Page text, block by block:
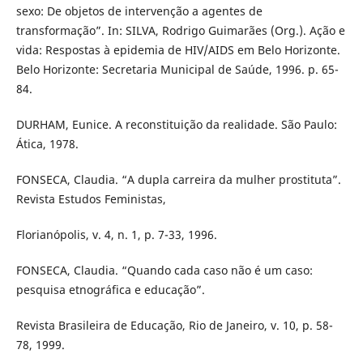
sexo: De objetos de intervenção a agentes de
transformação”. In: SILVA, Rodrigo Guimarães (Org.). Ação e
vida: Respostas à epidemia de HIV/AIDS em Belo Horizonte.
Belo Horizonte: Secretaria Municipal de Saúde, 1996. p. 65-
84.
DURHAM, Eunice. A reconstituição da realidade. São Paulo:
Ática, 1978.
FONSECA, Claudia. “A dupla carreira da mulher prostituta”.
Revista Estudos Feministas,
Florianópolis, v. 4, n. 1, p. 7-33, 1996.
FONSECA, Claudia. “Quando cada caso não é um caso:
pesquisa etnográfica e educação”.
Revista Brasileira de Educação, Rio de Janeiro, v. 10, p. 58-
78, 1999.